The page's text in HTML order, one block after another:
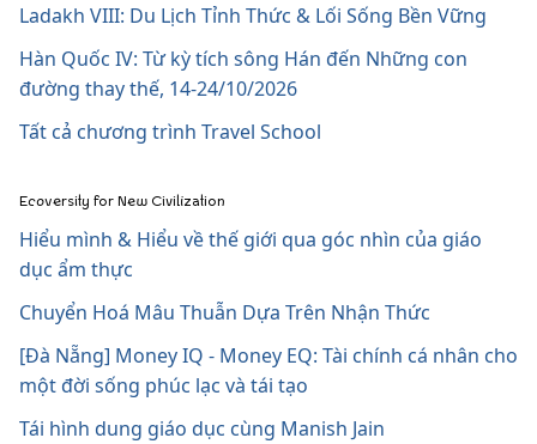
Ladakh VIII: Du Lịch Tỉnh Thức & Lối Sống Bền Vững
Hàn Quốc IV: Từ kỳ tích sông Hán đến Những con
đường thay thế, 14-24/10/2026
Tất cả chương trình Travel School
Ecoversity for New Civilization
Hiểu mình & Hiểu về thế giới qua góc nhìn của giáo
dục ẩm thực
Chuyển Hoá Mâu Thuẫn Dựa Trên Nhận Thức
[Đà Nẵng] Money IQ - Money EQ: Tài chính cá nhân cho
một đời sống phúc lạc và tái tạo
Tái hình dung giáo dục cùng Manish Jain